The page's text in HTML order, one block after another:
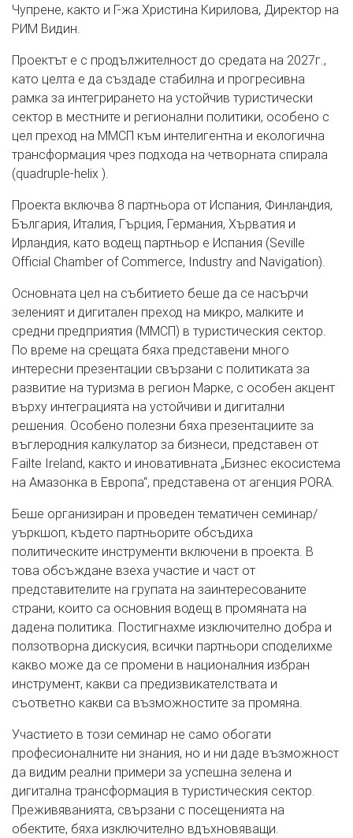
Чупрене, както и Г-жа Христина Кирилова, Директор на
РИМ Видин.
Проектът е с продължителност до средата на 2027г.,
като целта е да създаде стабилна и прогресивна
рамка за интегрирането на устойчив туристически
сектор в местните и регионални политики, особено с
цел преход на ММСП към интелигентна и екологична
трансформация чрез подхода на четворната спирала
(quadruple-helix ).
Проекта включва 8 партньора от Испания, Финландия,
България, Италия, Гърция, Германия, Хърватия и
Ирландия, като водещ партньор е Испания (Seville
Official Chamber of Commerce, Industry and Navigation).
Основната цел на събитието беше да се насърчи
зеленият и дигитален преход на микро, малките и
средни предприятия (ММСП) в туристическия сектор.
По време на срещата бяха представени много
интересни презентации свързани с политиката за
развитие на туризма в регион Марке, с особен акцент
върху интеграцията на устойчиви и дигитални
решения. Особено полезни бяха презентациите за
въглеродния калкулатор за бизнеси, представен от
Failte Ireland, както и иновативната „Бизнес екосистема
на Амазонка в Европа“, представена от агенция PORA.
Беше организиран и проведен тематичен семинар/
уъркшоп, където партньорите обсъдиха
политическите инструменти включени в проекта. В
това обсъждане взеха участие и част от
представителите на групата на заинтересованите
страни, които са основния водещ в промяната на
дадена политика. Постигнахме изключително добра и
ползотворна дискусия, всички партньори споделихме
какво може да се промени в националния избран
инструмент, какви са предизвикателствата и
съответно какви са възможностите за промяна.
Участието в този семинар не само обогати
професионалните ни знания, но и ни даде възможност
да видим реални примери за успешна зелена и
дигитална трансформация в туристическия сектор.
Преживяванията, свързани с посещенията на
обектите, бяха изключително вдъхновяващи.